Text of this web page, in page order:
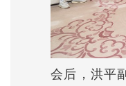
会后，洪平